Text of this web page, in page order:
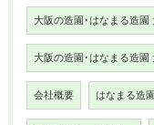
大阪の造園･はなまる造園
大阪の造園･はなまる造園
会社概要 はなまる造